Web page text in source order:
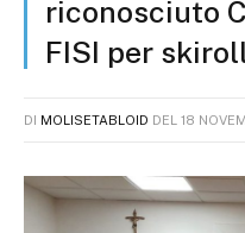
riconosciuto
FISI per
DI MOLISETABLOID DEL 18